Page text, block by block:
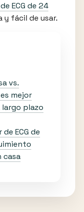
ECG de 24
y fácil de usar.
vs.
mejor
plazo
ECG de
casa